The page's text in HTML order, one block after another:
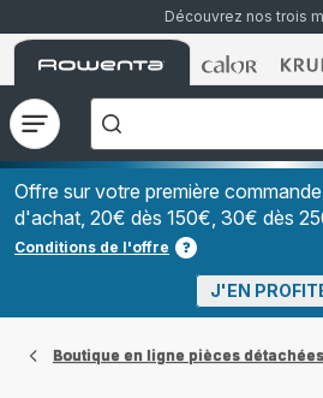
Découvrez nos trois
Accueil
Rowenta
Accueil
Ouvrir
le
menu
recherchez-
vous
?","Aspirateurs
à
Grains","Centrales
Vapeurs","Sèche
Cheveux"]
Offre sur votre première
d'achat, 20€ dès 150€, 30€ dès
Conditions de l'offre
J'EN
Boutique en ligne pièces